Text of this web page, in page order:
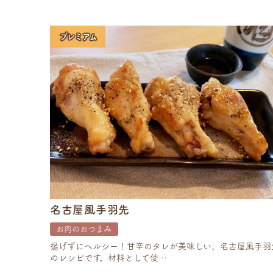
プレミアム
名古屋風手羽先
お肉のおつまみ
揚げずにヘルシー！甘辛のタレが美味しい、名古屋風手羽
のレシピです。材料として使…